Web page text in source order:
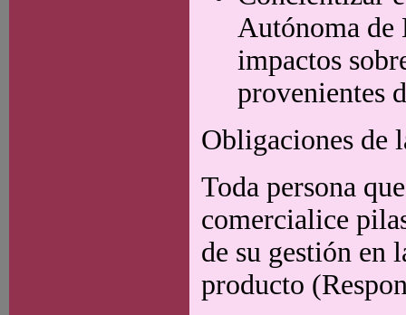
Autónoma de
impactos
provenientes
Obligaciones de
Toda persona
comercialice
de su gestión en
producto